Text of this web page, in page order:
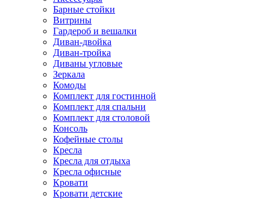
Барные стойки
Витрины
Гардероб и вешалки
Диван-двойка
Диван-тройка
Диваны угловые
Зеркала
Комоды
Комплект для гостинной
Комплект для спальни
Комплект для столовой
Консоль
Кофейные столы
Кресла
Кресла для отдыха
Кресла офисные
Кровати
Кровати детские